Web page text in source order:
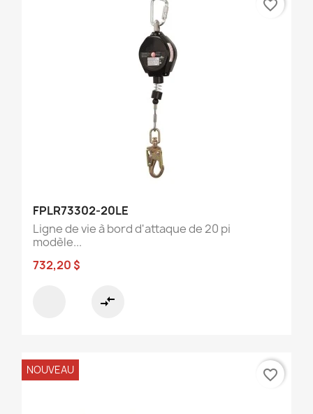
FPLR73302-20LE
Ligne de vie à bord d'attaque de 20 pi
modèle...
732,20 $
compare_arrows
favorite_border
NOUVEAU favorite_border